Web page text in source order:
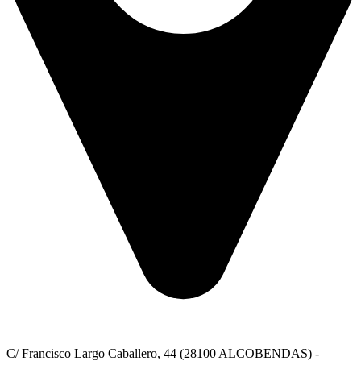
C/ Francisco Largo Caballero, 44 (28100 ALCOBENDAS) -